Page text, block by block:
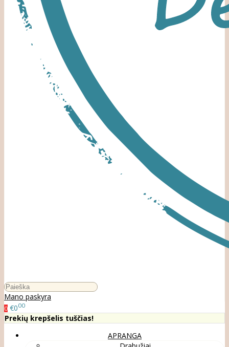
Mano paskyra
0 €000
Prekių krepšelis tuščias!
APRANGA